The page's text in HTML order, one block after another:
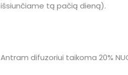
išsiunčiame tą pačią dieną).
Antram difuzoriui taikoma 20%